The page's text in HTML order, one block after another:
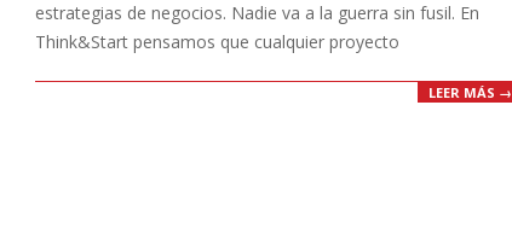
estrategias de negocios. Nadie va a la guerra sin fusil. En
Think&Start pensamos que cualquier proyecto
LEER MÁS →